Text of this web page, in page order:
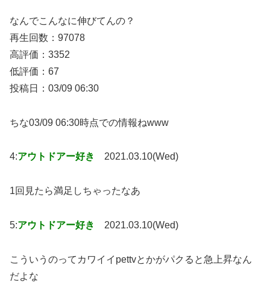
なんでこんなに伸びてんの？
再生回数：97078
高評価：3352
低評価：67
投稿日：03/09 06:30
ちな03/09 06:30時点での情報ねwww
4:アウトドアー好き 2021.03.10(Wed)
1回見たら満足しちゃったなあ
5:アウトドアー好き 2021.03.10(Wed)
こういうのってカワイイpettvとかがパクると急上昇なん
だよな